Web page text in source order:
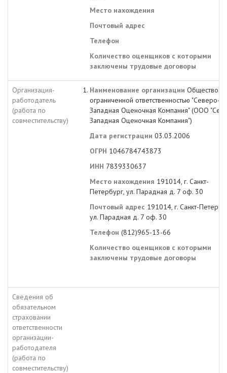
Место нахождения
Почтовый адрес
Телефон
Количество оценщиков с которыми
заключены трудовые договоры
Организация-
работодатель
(работа по
совместительству)
Наименование организации Общество с
ограниченной ответственностью "Северо-
Западная Оценочная Компания" (ООО
Западная Оценочная Компания")
Дата регистрации 03.03.2006
ОГРН 1046784743873
ИНН 7839330637
Место нахождения 191014, г. Санкт-
Петербург, ул. Парадная д. 7 оф. 30
Почтовый адрес 191014, г. Санкт-
ул. Парадная д. 7 оф. 30
Телефон (812)965-13-66
Количество оценщиков с которыми
заключены трудовые договоры
Сведения об
обязательном
страховании
ответственности
организации-
работодателя
(работа по
совместительству)